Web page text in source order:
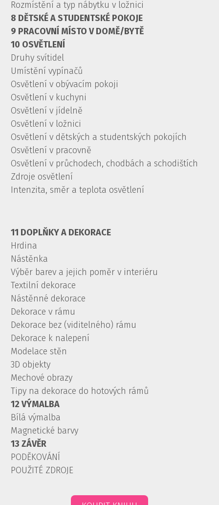
Rozmístění a typ nábytku v ložnici
8 DĚTSKÉ A STUDENTSKÉ POKOJE
9 PRACOVNÍ MÍSTO V DOMĚ/BYTĚ
10 OSVĚTLENÍ
Druhy svítidel
Umístění vypínačů
Osvětlení v obývacím pokoji
Osvětlení v kuchyni
Osvětlení v jídelně
Osvětlení v ložnici
Osvětlení v dětských a studentských pokojích
Osvětlení v pracovně
Osvětlení v průchodech, chodbách a schodištích
Zdroje osvětlení
Intenzita, směr a teplota osvětlení
11 DOPLŇKY A DEKORACE
Hrdina
Nástěnka
Výběr barev a jejich poměr v interiéru
Textilní dekorace
Nástěnné dekorace
Dekorace v rámu
Dekorace bez (viditelného) rámu
Dekorace k nalepení
Modelace stěn
3D objekty
Mechové obrazy
Tipy na dekorace do hotových rámů
12 VÝMALBA
Bílá výmalba
Magnetické barvy
13 ZÁVĚR
PODĚKOVÁNÍ
POUŽITÉ ZDROJE